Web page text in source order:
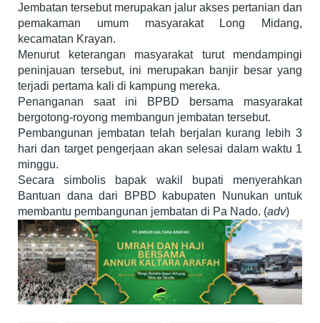
Jembatan tersebut merupakan jalur akses pertanian dan
pemakaman umum masyarakat Long Midang,
kecamatan Krayan.
Menurut keterangan masyarakat turut mendampingi
peninjauan tersebut, ini merupakan banjir besar yang
terjadi pertama kali di kampung mereka.
Penanganan saat ini BPBD bersama masyarakat
bergotong-royong membangun jembatan tersebut.
Pembangunan jembatan telah berjalan kurang lebih 3
hari dan target pengerjaan akan selesai dalam waktu 1
minggu.
Secara simbolis bapak wakil bupati menyerahkan
Bantuan dana dari BPBD kabupaten Nunukan untuk
membantu pembangunan jembatan di Pa Nado. (adv)